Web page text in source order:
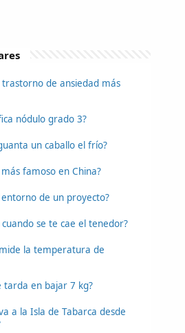
trastorno de ansiedad más
nódulo grado 3?
un caballo el frío?
famoso en China?
entorno de un proyecto?
cuando se te cae el tenedor?
la temperatura de
tarda en bajar 7 kg?
a la Isla de Tabarca desde